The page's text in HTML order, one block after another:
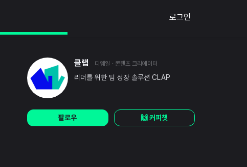
로그인
클랩 디웨일 · 콘텐츠 크리에이터
리더를 위한 팀 성장 솔루션 CLAP
팔로우 🙌 커피챗